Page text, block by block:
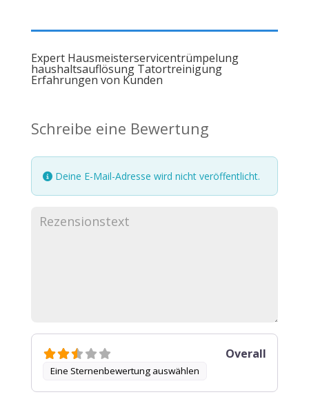
Expert Hausmeisterservicentrümpelung
haushaltsauflösung Tatortreinigung
Erfahrungen von Kunden
Schreibe eine Bewertung
Deine E-Mail-Adresse wird nicht veröffentlicht.
Eine Sternenbewertung auswählen
Overall